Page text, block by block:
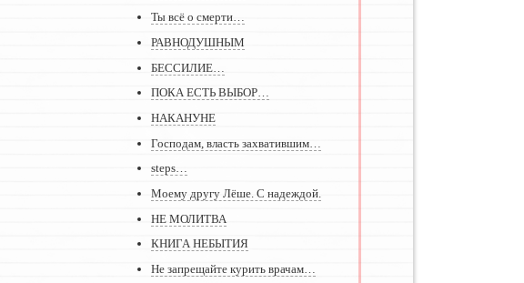
Ты всё о смерти…
РАВНОДУШНЫМ
БЕССИЛИЕ…
ПОКА ЕСТЬ ВЫБОР…
НАКАНУНЕ
Господам, власть захватившим…
steps…
Моему другу Лёше. С надеждой.
НЕ МОЛИТВА
КНИГА НЕБЫТИЯ
Не запрещайте курить врачам…